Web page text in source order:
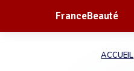
FranceBeauté
ACCUEIL